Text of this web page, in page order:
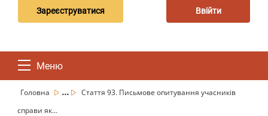
Зареєструватися Ввійти
Меню
Головна ...
Стаття 93. Письмове опитування учасників
справи як...